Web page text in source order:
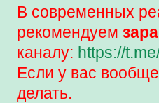
В современных
рекомендуем
каналу: https://
Если у вас
делать.